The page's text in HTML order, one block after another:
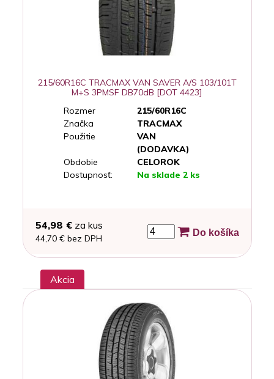
215/60R16C TRACMAX VAN SAVER A/S 103/101T
M+S 3PMSF DB70dB [DOT 4423]
Rozmer
215/60R16C
Značka
TRACMAX
Použitie
VAN
(DODAVKA)
Obdobie
CELOROK
Dostupnosť:
Na sklade 2 ks
54,98 €za kus
44,70 € bez DPH
Do košíka
Akcia